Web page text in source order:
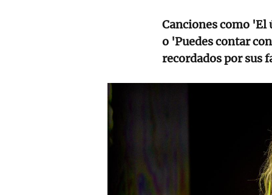
Canciones como
o 'Puedes contar
recordados por sus